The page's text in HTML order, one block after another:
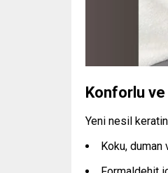
Konforlu ve
Yeni nesil
Koku,